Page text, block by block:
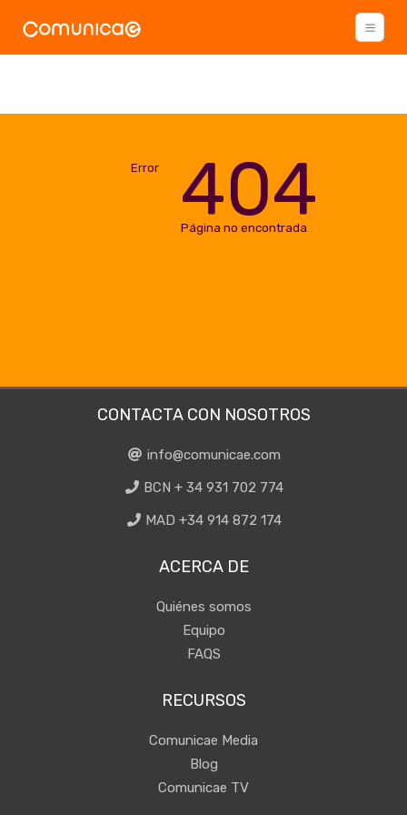
Error 404
Página no encontrada
CONTACTA CON NOSOTROS
info@comunicae.com
BCN + 34 931 702 774
MAD +34 914 872 174
ACERCA DE
Quiénes somos
Equipo
FAQS
RECURSOS
Comunicae Media
Blog
Comunicae TV